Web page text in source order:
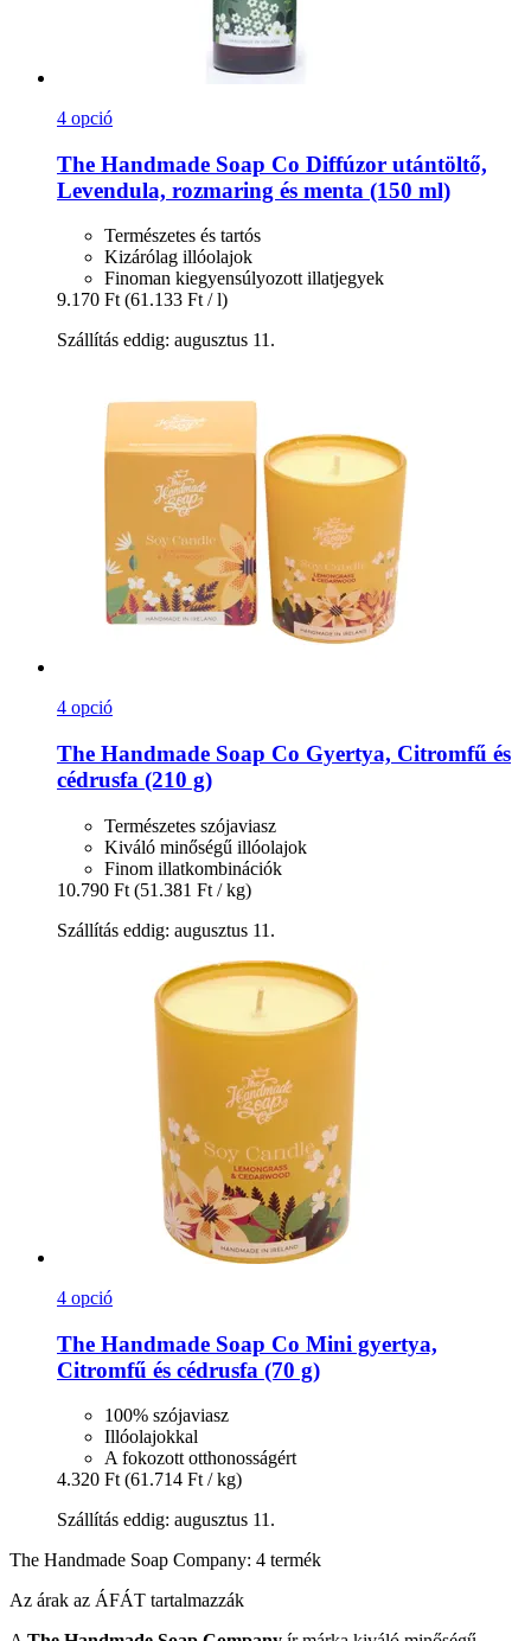
4 opció
The Handmade Soap Co Diffúzor utántöltő,
Levendula, rozmaring és menta (150 ml)
Természetes és tartós
Kizárólag illóolajok
Finoman kiegyensúlyozott illatjegyek
9.170 Ft (61.133 Ft / l)
Szállítás eddig: augusztus 11.
4 opció
The Handmade Soap Co Gyertya, Citromfű és
cédrusfa (210 g)
Természetes szójaviasz
Kiváló minőségű illóolajok
Finom illatkombinációk
10.790 Ft (51.381 Ft / kg)
Szállítás eddig: augusztus 11.
4 opció
The Handmade Soap Co Mini gyertya,
Citromfű és cédrusfa (70 g)
100% szójaviasz
Illóolajokkal
A fokozott otthonosságért
4.320 Ft (61.714 Ft / kg)
Szállítás eddig: augusztus 11.
The Handmade Soap Company: 4 termék
Az árak az ÁFÁT tartalmazzák